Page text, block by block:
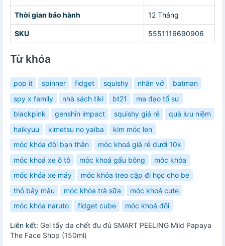
Thời gian bảo hành 12 Tháng
SKU 5551116690906
Từ khóa
pop it spinner fidget squishy nhãn vở
batman
spy x family
nhà sách tiki bt21
ma đạo tổ sư
blackpink
genshin impact squishy giá rẻ
quà lưu niệm
haikyuu
kimetsu no yaiba
kim móc len
móc khóa đôi bạn thân
móc khoá giá rẻ dưới 10k
móc khoá xe ô tô
móc khoá gấu bông
móc khóa
móc khóa xe máy
móc khóa treo cặp đi học cho be
thỏ bảy màu
móc khóa trà sữa
móc khoá cute
móc khóa naruto
fidget cube móc khoá đôi
Liên kết: Gel tẩy da chết đu đủ SMART PEELING Mild Papaya
The Face Shop (150ml)